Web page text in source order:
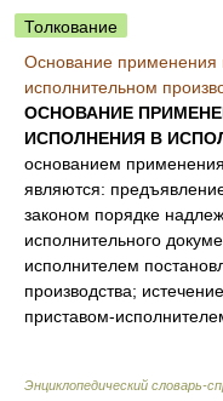
Толкование
Основание применения
исполнительном
ОСНОВАНИЕ
ИСПОЛНЕНИЯ В
основанием
являются:
законом порядке
исполнительного
исполнителем
производства;
приставом-
Энциклопедический словарь-